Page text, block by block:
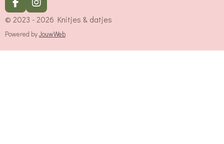
F
a
c
e
o
I
n
s
t
g
© 2023 - 2026 Knitjes & datjes
Powered byJouwWeb